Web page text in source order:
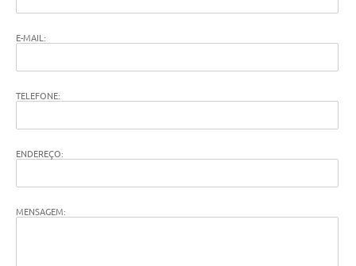
E-MAIL:
TELEFONE:
ENDEREÇO:
MENSAGEM: